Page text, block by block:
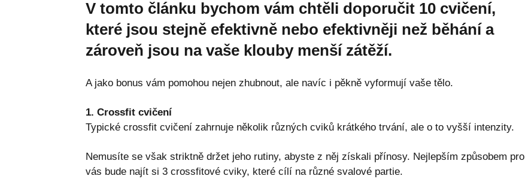
V tomto článku bychom vám chtěli doporučit 10 cvičení,
které jsou stejně efektivně nebo efektivněji než běhání a
zároveň jsou na vaše klouby menší zátěží.
A jako bonus vám pomohou nejen zhubnout, ale navíc i pěkně vyformují vaše tělo.
1. Crossfit cvičení
Typické crossfit cvičení zahrnuje několik různých cviků krátkého trvání, ale o to vyšší intenzity.
Nemusíte se však striktně držet jeho rutiny, abyste z něj získali přínosy. Nejlepším způsobem pro
vás bude najít si 3 crossfitové cviky, které cílí na různé svalové partie.